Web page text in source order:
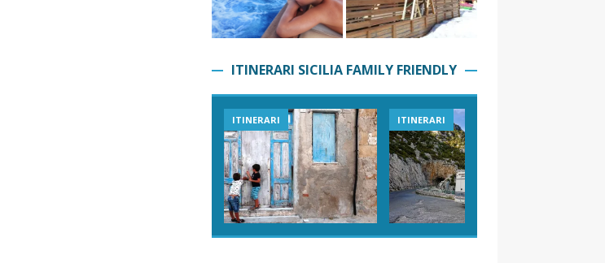
ITINERARI SICILIA FAMILY FRIENDLY
ITINERARI ITINERARI